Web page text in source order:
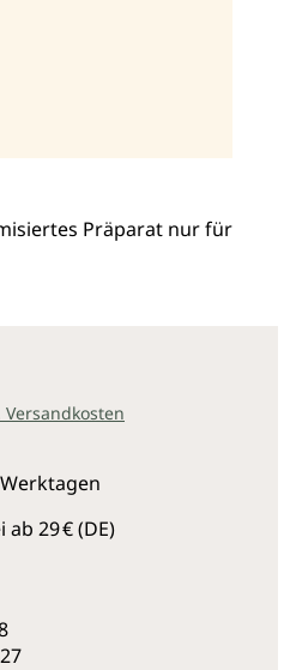
Präparat nur für
29 € (DE)